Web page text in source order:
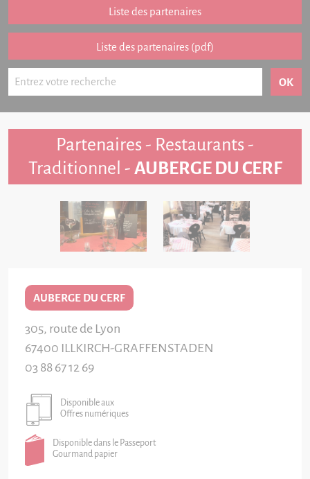
FAQ
Livre d'or
Liste des partenaires
Liste des partenaires (pdf)
Partenaires - Restaurants -
Traditionnel - AUBERGE DU CERF
AUBERGE DU CERF
305, route de Lyon
67400 ILLKIRCH-GRAFFENSTADEN
03 88 67 12 69
Disponible aux
Offres numériques
Disponible dans le Passeport
Gourmand papier